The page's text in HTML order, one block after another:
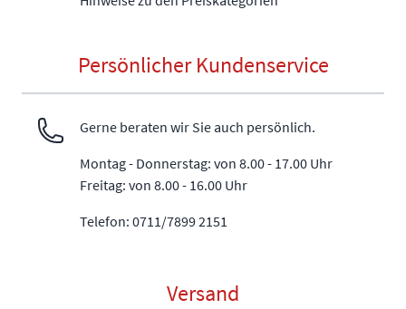
Persönlicher Kundenservice
Gerne beraten wir Sie auch persönlich.
Montag - Donnerstag: von 8.00 - 17.00 Uhr
Freitag: von 8.00 - 16.00 Uhr
Telefon: 0711/7899 2151
Versand